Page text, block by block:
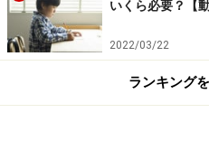
いくら必要？【
2022/03/22
ランキング